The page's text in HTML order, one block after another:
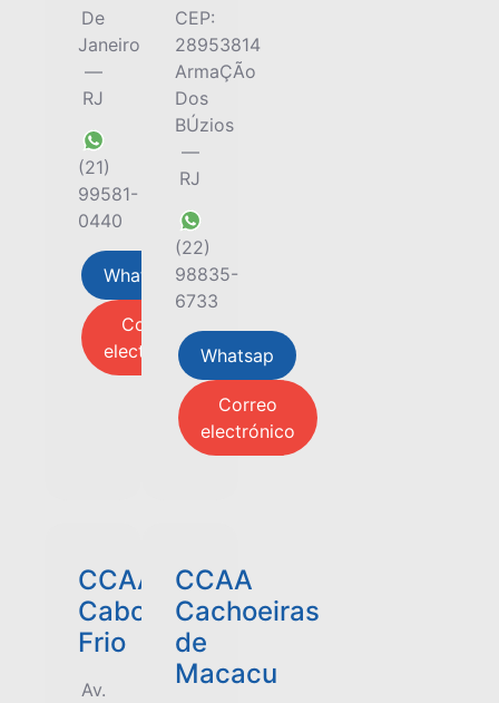
De
Janeiro
—
RJ
(21)
99581-
0440
Whatsap
Correo
electrónico
CEP:
28953814
ArmaÇÃo
Dos
BÚzios
—
RJ
(22)
98835-
6733
Whatsap
Correo
electrónico
CCAA
Cabo
Frio
Av.
CCAA
Cachoeiras
de
Macacu